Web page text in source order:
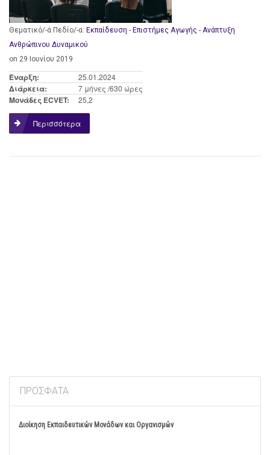
Θεματικό/-ά Πεδίο/-α: Εκπαίδευση - Επιστήμες Αγωγής - Ανάπτυξη
Ανθρώπινου Δυναμικού
on 29 Ιουνίου 2019
Έναρξη: 25.01.2024
Διάρκεια: 7 μήνες /630 ώρες
Μονάδες ECVET: 25,2
Περισσότερα
ΠΡΌΣΦΑΤΑ
Διοίκηση Εκπαιδευτικών Μονάδων και Οργανισμών